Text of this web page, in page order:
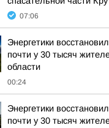
07:06
Энергетики
почти у 30 тысяч
области
00:24
Энергетики
почти у 30 тысяч